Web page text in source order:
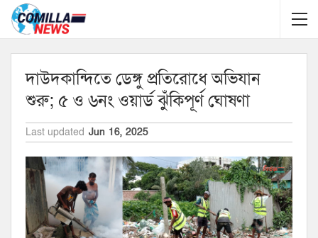
দাউদকান্দিতে ডেঙ্গু প্রতিরোধে অভিযান
শুরু; ৫ ও ৬নং ওয়ার্ড ঝু্ঁকিপূর্ণ ঘোষণা
Last updated Jun 16, 2025